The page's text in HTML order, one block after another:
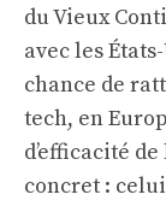
du Vieux
avec les
chance de
tech, en
d’efficacité
concret :